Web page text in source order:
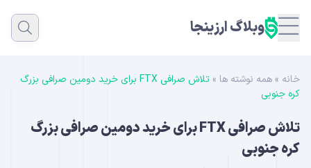
وبلاگ ارزینجا
خانه » همه نوشته ها »
تلاش صرافی FTX برای خرید دومین صرافی بزرگ
کره جنوبی
تلاش صرافی FTX برای خرید دومین صرافی بزرگ
کره جنوبی